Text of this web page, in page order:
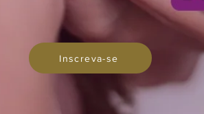
Inscreva-se